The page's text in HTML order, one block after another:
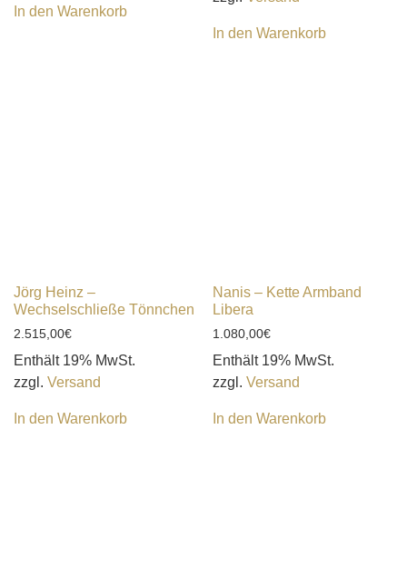
In den Warenkorb
In den Warenkorb
Jörg Heinz –
Wechselschließe Tönnchen
2.515,00€
Enthält 19% MwSt.
zzgl. Versand
In den Warenkorb
Nanis – Kette Armband
Libera
1.080,00€
Enthält 19% MwSt.
zzgl. Versand
In den Warenkorb